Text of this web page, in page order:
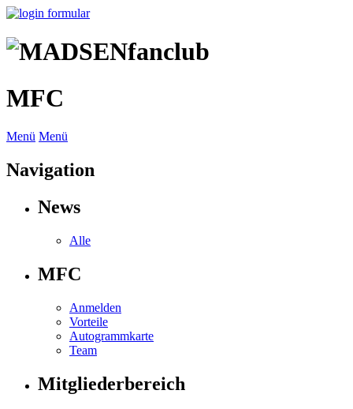
MFC
Menü Menü
Navigation
News
Alle
MFC
Anmelden
Vorteile
Autogrammkarte
Team
Mitgliederbereich